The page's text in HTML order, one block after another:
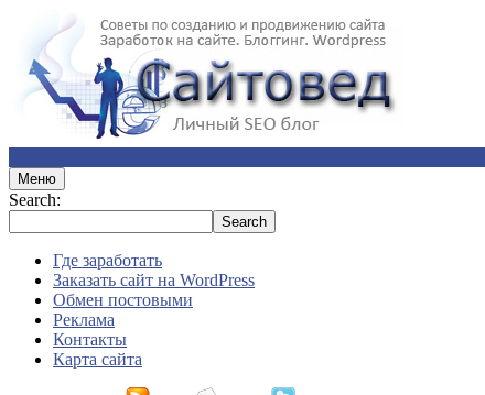
Меню
Search:
Где заработать
Заказать сайт на WordPress
Обмен постовыми
Реклама
Контакты
Карта сайта